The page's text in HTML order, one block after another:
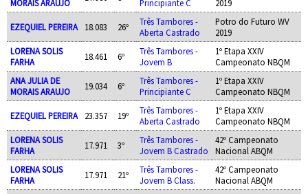
MORAIS ARAUJO
Principiante C
2019
EZEQUIEL PEREIRA 18.083 26º
Três Tambores -
Aberta Castrado
Potro do Futuro WV
2019
LORENA SOLIS
FARHA
18.461 6º
Três Tambores -
Jovem B
1º Etapa XXIV
Campeonato NBQM
ANA JULIA DE
MORAIS ARAUJO
19.034 6º
Três Tambores -
Principiante C
1º Etapa XXIV
Campeonato NBQM
EZEQUIEL PEREIRA 23.357 19º
Três Tambores -
Aberta Castrado
1º Etapa XXIV
Campeonato NBQM
LORENA SOLIS
FARHA
17.971 3º
Três Tambores -
Jovem B Castrado
42º Campeonato
Nacional ABQM
LORENA SOLIS
FARHA
17.971 21º
Três Tambores -
Jovem B Class.
42º Campeonato
Nacional ABQM